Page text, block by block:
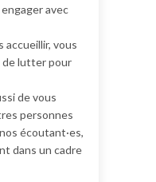
avec
accueillir, vous
de lutter pour
de vous
personnes
écoutant·es,
dans un cadre